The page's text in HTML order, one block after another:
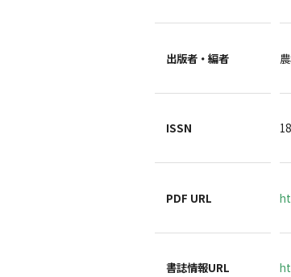
出版者・編者
ISSN
PDF URL
書誌情報URL